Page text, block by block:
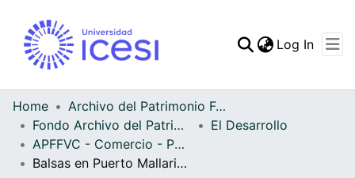
Statistics
Log In
Home
Archivo del Patrimonio Fotográfico y Fílmico del Valle del Cauca
Fondo Archivo del Patrimonio Fotográfico y Fílmico del Valle del Cauca
El Desarrollo
APFFVC - Comercio - Patrimonial
Balsas en Puerto Mallarino